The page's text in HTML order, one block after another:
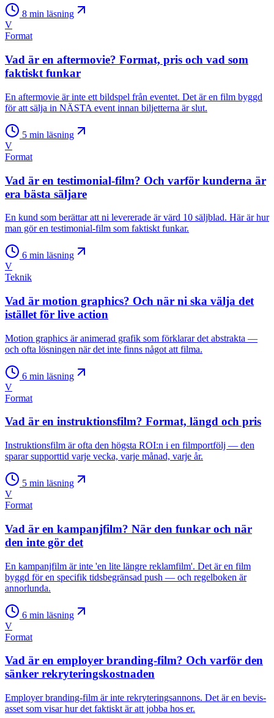
8 min läsning
V
Format
Vad är en aftermovie? Format, pris och vad som
faktiskt funkar
En aftermovie är inte ett bildspel från eventet. Det är en film byggd
för att sälja in NÄSTA event innan biljetterna är slut.
5 min läsning
V
Format
Vad är en testimonial-film? Och varför kunderna är
era bästa säljare
En kund som berättar att ni levererade är värd 10 säljblad. Här är hur
man gör en testimonial-film som faktiskt funkar.
6 min läsning
V
Teknik
Vad är motion graphics? Och när ni ska välja det
istället för live action
Motion graphics är animerad grafik som förklarar det abstrakta —
och ofta lösningen när det inte finns något att filma.
6 min läsning
V
Format
Vad är en instruktionsfilm? Format, längd och pris
Instruktionsfilm är ofta den högsta ROI:n i en filmportfölj — den
sparar supporttid varje vecka, varje månad, varje år.
5 min läsning
V
Format
Vad är en kampanjfilm? När den funkar och när
den inte gör det
En kampanjfilm är inte 'en lite längre reklamfilm'. Det är en film
byggd för en specifik tidsbegränsad push — och regelboken är
annorlunda.
6 min läsning
V
Format
Vad är en employer branding-film? Och varför den
sänker rekryteringskostnaden
Employer branding-film är inte rekryteringsannons. Det är en bevis-
asset som visar hur det faktiskt är att jobba hos er.